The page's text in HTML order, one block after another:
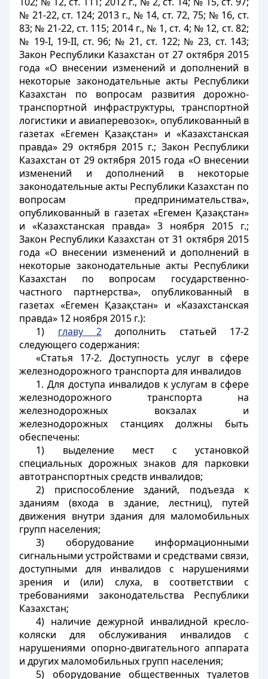
№ 21-22, ст. 124; 2013 г., № 14, ст. 72, 75; № 16, ст.
83; № 21-22, ст. 115; 2014 г., № 1, ст. 4; № 12, ст. 82;
№ 19-I, 19-II, ст. 96; № 21, ст. 122; № 23, ст. 143;
Закон Республики Казахстан от 27 октября 2015
года «О внесении изменений и дополнений в
некоторые законодательные акты Республики
Казахстан по вопросам развития дорожно-
транспортной инфраструктуры, транспортной
логистики и авиаперевозок», опубликованный в
газетах «Егемен Қазақстан» и «Казахстанская
правда» 29 октября 2015 г.; Закон Республики
Казахстан от 29 октября 2015 года «О внесении
изменений и дополнений в некоторые
законодательные акты Республики Казахстан по
вопросам предпринимательства»,
опубликованный в газетах «Егемен Қазақстан»
и «Казахстанская правда» 3 ноября 2015 г.;
Закон Республики Казахстан от 31 октября 2015
года «О внесении изменений и дополнений в
некоторые законодательные акты Республики
Казахстан по вопросам государственно-
частного партнерства», опубликованный в
газетах «Егемен Қазақстан» и «Казахстанская
правда» 12 ноября 2015 г.):
1) главу 2дополнить статьей 17-2
следующего содержания:
«Статья 17-2. Доступность услуг в сфере
железнодорожного транспорта для инвалидов
1. Для доступа инвалидов к услугам в сфере
железнодорожного транспорта на
железнодорожных вокзалах и
железнодорожных станциях должны быть
обеспечены:
1) выделение мест с установкой
специальных дорожных знаков для парковки
автотранспортных средств инвалидов;
2) приспособление зданий, подъезда к
зданиям (входа в здание, лестниц), путей
движения внутри здания для маломобильных
групп населения;
3) оборудование информационными
сигнальными устройствами и средствами связи,
доступными для инвалидов с нарушениями
зрения и (или) слуха, в соответствии с
требованиями законодательства Республики
Казахстан;
4) наличие дежурной инвалидной кресло-
коляски для обслуживания инвалидов с
нарушениями опорно-двигательного аппарата
и других маломобильных групп населения;
5) оборудование общественных туалетов